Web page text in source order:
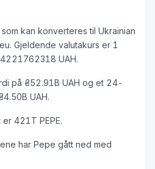
kan konverteres til Ukrainian
Gjeldende valutakurs er 1
UAH.
på ₴52.91B UAH og et 24-
UAH.
421T PEPE.
har Pepe gått ned med